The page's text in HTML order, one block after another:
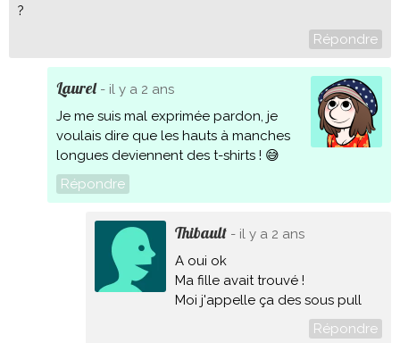
?
Répondre
Laurel- il y a 2 ans
Je me suis mal exprimée pardon, je
voulais dire que les hauts à manches
longues deviennent des t-shirts ! 😅
Répondre
Thibault- il y a 2 ans
A oui ok
Ma fille avait trouvé !
Moi j'appelle ça des sous pull
Répondre